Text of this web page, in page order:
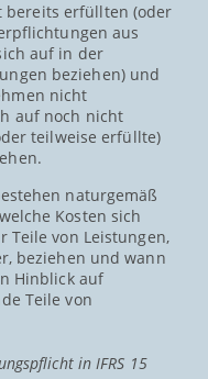
bereits erfüllten (oder
aus
auf in der
beziehen) und
nicht
auf noch nicht
teilweise erfüllte)
naturgemäß
Kosten sich
Teile von Leistungen,
beziehen und wann
Hinblick auf
Teile von
in IFRS 15